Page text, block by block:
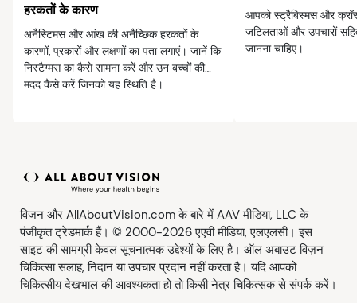
हरकतों के कारण
अनैस्टिमस और आंख की अनैच्छिक हरकतों के
कारणों, प्रकारों और लक्षणों का पता लगाएं। जानें कि
निस्टैग्मस का कैसे सामना करें और उन बच्चों की
मदद कैसे करें जिनको यह स्थिति है।
आपको स्ट्रैबिस्मस और
जटिलताओं और उपचारों
जानना चाहिए।
विजन और AllAboutVision.com के बारे में AAV मीडिया, LLC के
पंजीकृत ट्रेडमार्क हैं। © 2000-2026 एएवी मीडिया, एलएलसी। इस
साइट की सामग्री केवल सूचनात्मक उद्देश्यों के लिए है। ऑल अबाउट विज़न
चिकित्सा सलाह, निदान या उपचार प्रदान नहीं करता है। यदि आपको
चिकित्सीय देखभाल की आवश्यकता हो तो किसी नेत्र चिकित्सक से संपर्क करें।